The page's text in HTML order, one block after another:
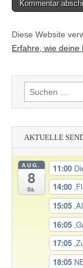
Diese Website
Erfahre, wie deine
Suchen
nach:
AKTUELLE
AUG.
8
Sa.
11:00
14:00
15:05
16:05
17:05
18:05